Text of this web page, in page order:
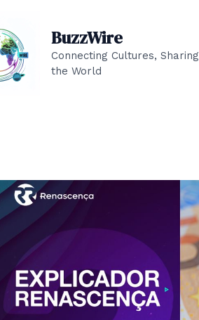
BuzzWire
Connecting Cultures, Sharing
the World